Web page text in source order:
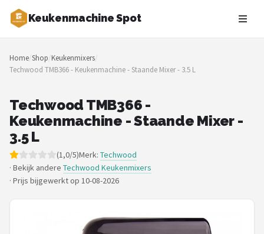
Keukenmachine Spot
Zoeken
NAVIGATIE
Merken
Blog
MasterChef
Restaurants
Keukenmachines
Home/Shop/Keukenmixers/
Techwood TMB366 - Keukenmachine - Staande Mixer - 3.5 L
Techwood TMB366 -
Keukenmachine - Staande Mixer -
3.5 L
(1,0/5)Merk: Techwood
· Bekijk andere Techwood Keukenmixers
· Prijs bijgewerkt op 10-08-2026